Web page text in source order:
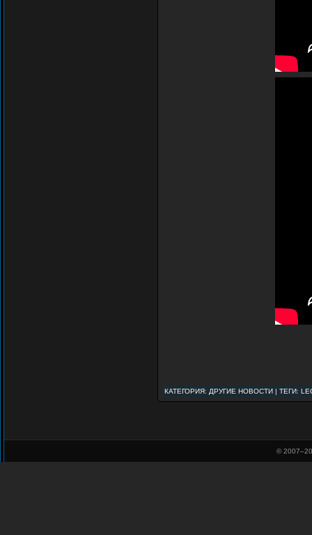
КАТЕГОРИЯ: ДРУГИЕ НОВОСТИ | ТЕГИ:
© 2007–